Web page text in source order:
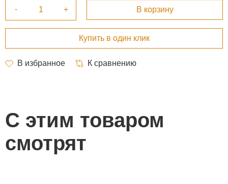
С этим товаром
смотрят